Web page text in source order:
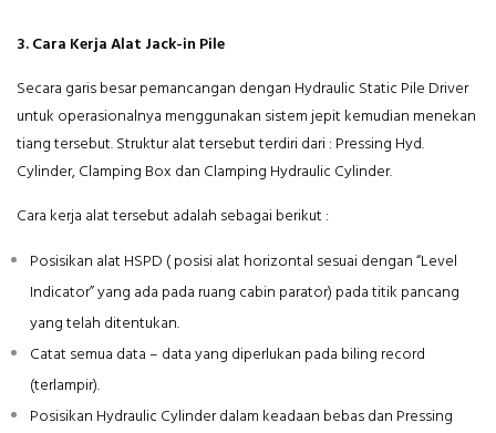
3. Cara Kerja Alat Jack-in Pile
Secara garis besar pemancangan dengan Hydraulic Static Pile Driver
untuk operasionalnya menggunakan sistem jepit kemudian menekan
tiang tersebut. Struktur alat tersebut terdiri dari : Pressing Hyd.
Cylinder, Clamping Box dan Clamping Hydraulic Cylinder.
Cara kerja alat tersebut adalah sebagai berikut :
Posisikan alat HSPD ( posisi alat horizontal sesuai dengan “Level
Indicator” yang ada pada ruang cabin parator) pada titik pancang
yang telah ditentukan.
Catat semua data – data yang diperlukan pada biling record
(terlampir).
Posisikan Hydraulic Cylinder dalam keadaan bebas dan Pressing